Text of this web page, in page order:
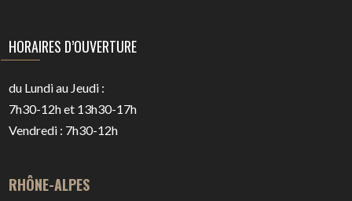
HORAIRES D’OUVERTURE
du Lundi au Jeudi :
7h30-12h et 13h30-17h
Vendredi : 7h30-12h
RHÔNE-ALPES